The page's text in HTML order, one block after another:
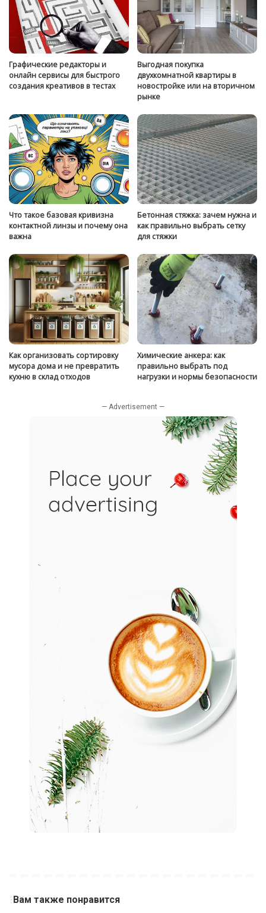
Графические редакторы и
онлайн сервисы для быстрого
создания креативов в тестах
Выгодная покупка
двухкомнатной квартиры в
новостройке или на вторичном
рынке
Что такое базовая кривизна
контактной линзы и почему она
важна
Бетонная стяжка: зачем нужна и
как правильно выбрать сетку
для стяжки
Как организовать сортировку
мусора дома и не превратить
кухню в склад отходов
Химические анкера: как
правильно выбрать под
нагрузки и нормы безопасности
— Advertisement —
Вам также понравится